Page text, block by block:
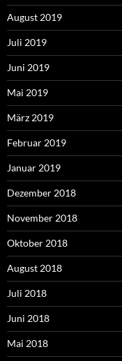
August 2019
Juli 2019
Juni 2019
Mai 2019
März 2019
Februar 2019
Januar 2019
Dezember 2018
November 2018
Oktober 2018
August 2018
Juli 2018
Juni 2018
Mai 2018